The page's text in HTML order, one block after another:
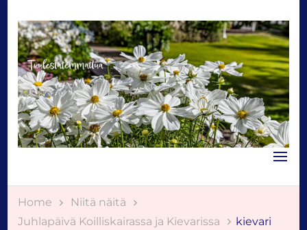
Tuulestatemmattua
Home
Niitä näitä
Juhlapäivä Koilliskairassa ja Kievarissa
kievari